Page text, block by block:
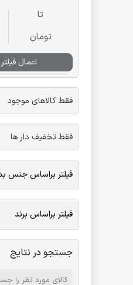
تا
تومان
اعمال
فقط کالاهای موجود
فقط تخفیف دار ها
فیلتر براساس جنس
فیلتر براساس برند
جستجو در نتایج